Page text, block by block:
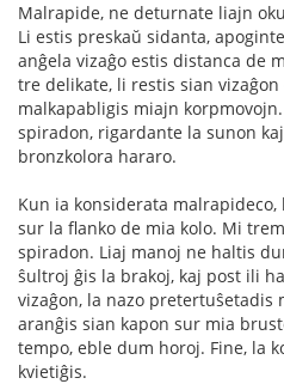
Malrapide, ne deturnate liajn
Li estis preskaŭ sidanta,
anĝela vizaĝo estis distanca de
tre delikate, li restis sian vizaĝon
malkapabligis miajn
spiradon, rigardante la sunon
bronzkolora hararo.
Kun ia konsiderata
sur la flanko de mia kolo. Mi
spiradon. Liaj manoj ne haltis
ŝultroj ĝis la brakoj, kaj post ili
vizaĝon, la nazo pretertuŝetadis
aranĝis sian kapon sur mia
tempo, eble dum horoj. Fine, la
kvietiĝis.